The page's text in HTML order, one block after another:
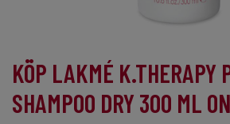
KÖP LAKMÉ K.THERAPY
SHAMPOO DRY 300 ML